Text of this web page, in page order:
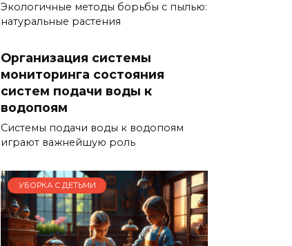
Экологичные методы борьбы с пылью:
натуральные растения
Организация системы
мониторинга состояния
систем подачи воды к
водопоям
Системы подачи воды к водопоям
играют важнейшую роль
УБОРКА С ДЕТЬМИ